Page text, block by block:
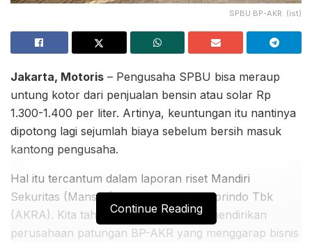
SPBU BP-AKR. (ist)
Jakarta, Motoris – Pengusaha SPBU bisa meraup
untung kotor dari penjualan bensin atau solar Rp
1.300-1.400 per liter. Artinya, keuntungan itu nantinya
dipotong lagi sejumlah biaya sebelum bersih masuk
kantong pengusaha.
Hal itu tercantum dalam laporan riset Mandiri
Sekuritas (Mansek) soal PT AKR Corporindo Tbk
(AKRA). Kita tahu, bersama BP, AKR mendirikan
perusahaan patungan BP-AKR yang menggarap bisnis
Continue Reading